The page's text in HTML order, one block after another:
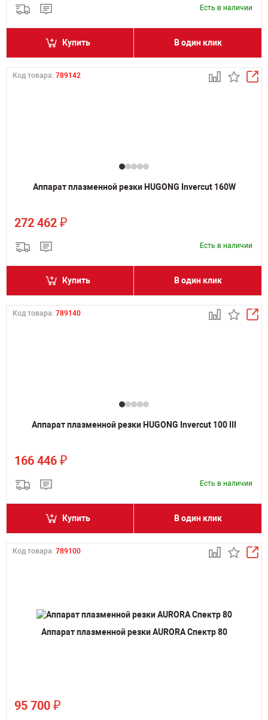
Есть в наличии
Купить В один клик
Код товара: 789142
Аппарат плазменной резки HUGONG Invercut 160W
272 462 ₽
Есть в наличии
Купить В один клик
Код товара: 789140
Аппарат плазменной резки HUGONG Invercut 100 III
166 446 ₽
Есть в наличии
Купить В один клик
Код товара: 789100
Аппарат плазменной резки AURORA Спектр 80
95 700 ₽